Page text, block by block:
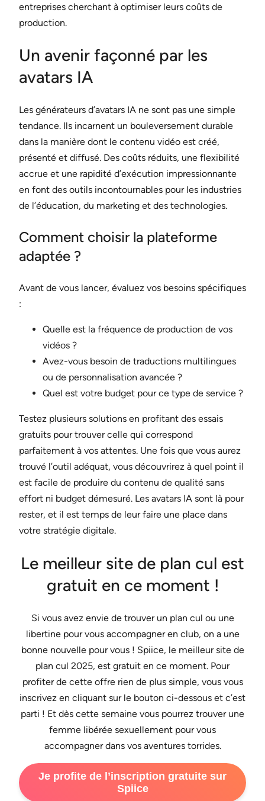
entreprises cherchant à optimiser leurs coûts de
production.
Un avenir façonné par les
avatars IA
Les générateurs d’avatars IA ne sont pas une simple
tendance. Ils incarnent un bouleversement durable
dans la manière dont le contenu vidéo est créé,
présenté et diffusé. Des coûts réduits, une flexibilité
accrue et une rapidité d’exécution impressionnante
en font des outils incontournables pour les industries
de l’éducation, du marketing et des technologies.
Comment choisir la plateforme
adaptée ?
Avant de vous lancer, évaluez vos besoins spécifiques
:
Quelle est la fréquence de production de vos
vidéos ?
Avez-vous besoin de traductions multilingues
ou de personnalisation avancée ?
Quel est votre budget pour ce type de service ?
Testez plusieurs solutions en profitant des essais
gratuits pour trouver celle qui correspond
parfaitement à vos attentes. Une fois que vous aurez
trouvé l’outil adéquat, vous découvrirez à quel point il
est facile de produire du contenu de qualité sans
effort ni budget démesuré. Les avatars IA sont là pour
rester, et il est temps de leur faire une place dans
votre stratégie digitale.
Le meilleur site de plan cul est
gratuit en ce moment !
Si vous avez envie de trouver un plan cul ou une
libertine pour vous accompagner en club, on a une
bonne nouvelle pour vous ! Spiice, le meilleur site de
plan cul 2025, est gratuit en ce moment. Pour
profiter de cette offre rien de plus simple, vous vous
inscrivez en cliquant sur le bouton ci-dessous et c’est
parti ! Et dès cette semaine vous pourrez trouver une
femme libérée sexuellement pour vous
accompagner dans vos aventures torrides.
Je profite de l’inscription gratuite sur
Spiice